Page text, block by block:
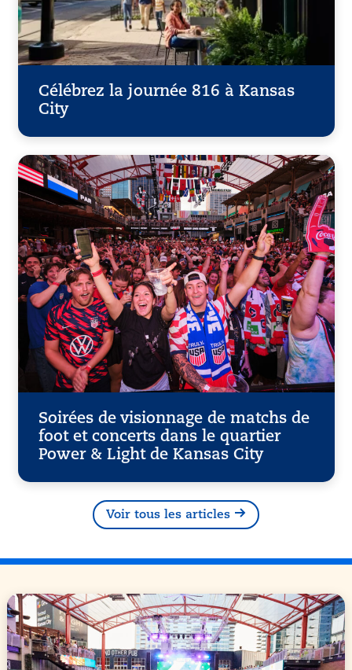
Célébrez la journée 816 à Kansas
City
Soirées de visionnage de matchs de
foot et concerts dans le quartier
Power & Light de Kansas City
Voir tous les articles